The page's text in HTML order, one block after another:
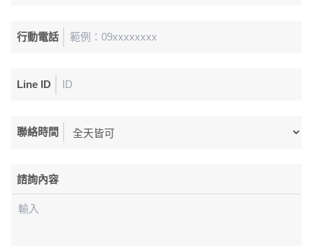
行動電話
Line ID
聯絡時間
諮詢內容